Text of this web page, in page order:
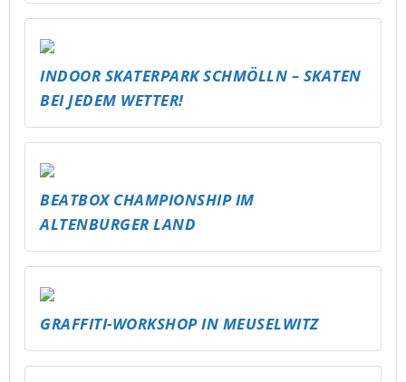
INDOOR SKATERPARK SCHMÖLLN – SKATEN
BEI JEDEM WETTER!
BEATBOX CHAMPIONSHIP IM
ALTENBURGER LAND
GRAFFITI-WORKSHOP IN MEUSELWITZ